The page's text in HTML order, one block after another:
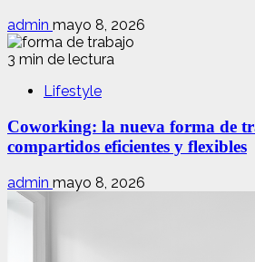
admin mayo 8, 2026
3 min de lectura
Lifestyle
Coworking: la nueva forma de
compartidos eficientes y flexibles
admin mayo 8, 2026